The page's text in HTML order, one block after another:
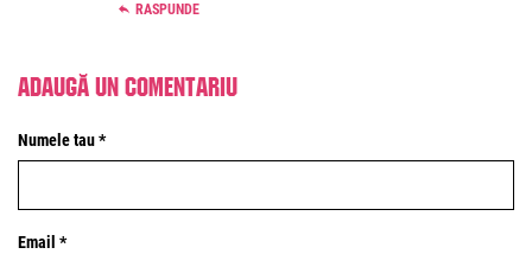
RASPUNDE
Adaugă un comentariu
Numele tau *
Email *